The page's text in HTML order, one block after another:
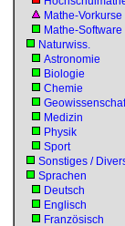
Mathe-Vorkurse
Mathe-Software
Naturwiss.
Astronomie
Biologie
Chemie
Medizin
Physik
Sport
Sonstiges /
Sprachen
Deutsch
Englisch
Französisch